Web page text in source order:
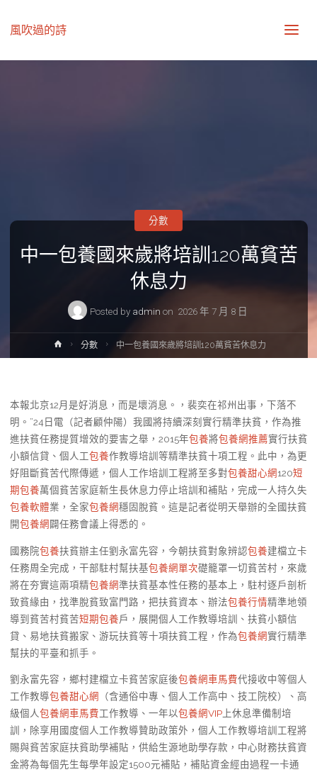
風吹過的詩
中一包養國來歲將培訓120萬貧苦
休息力
Posted by admin on 2026 年 7 月 8 日
分數
Home分數 中一包養國來歲將培訓120萬貧苦休息力
本報北京12月是好消息，而是壞消息。，裴奕在祁州出事，下落不
明。”24日電（記者顧仲陽）我國將持續深刻實行精準扶貧，作為推
進扶貧任務提質增效的要害之舉，2015年包養將包養網推薦實行扶貧
小額信貸、個人工包養作教導培訓等精準扶貧十項工程。此中，為更
好阻斷貧苦代際傳遞，個人工作培訓工程將至多對包養甜心網120短
期包養萬個貧苦家庭新生長休息力停止培訓和補貼，完成一人持久失
包養軟體業，全家包養網穩固脫貧。這是記者從明天舉辦的全國扶貧
開包養網 闢任務會議上得悉的。
國務院包養扶貧辦主任劉永富先容，今朝扶貧對象辨認包養建檔立卡
任務周全完成，干部駐村幫扶基包養網單次礎籠罩一切貧苦村，來歲
將在夯實這兩項精包養網準扶貧基本性任務的基本上，駐村逐戶剖析
致貧緣由，找準脫貧致富門路，把扶貧資本、辦法包養行情精準地領
導到貧苦村貧苦短期包養戶，展開個人工作教導培訓、扶貧小額信
貸、易地扶貧搬家、游玩扶貧等十項扶貧工程，作為包養網實行精準
幫扶的平臺和抓手。
劉永富先容，鄉村建檔立卡貧苦家庭後包養網車馬費代接收中等個人
工作教導包養甜心網 （含通俗中專、個人工作高中、技工院校）、高
級個人包養網車馬費工作教導、一年以包養網VIP上休息準備制培
訓，除享用國度個人工作教導贊助政策外，個人工作教導培訓工程將
賜與貧苦家庭扶貧助學補貼，供給生源地助學存款，中心財務扶貧資
金將為每個先生每學年設定1500元補貼，補貼資金經由過程一卡通